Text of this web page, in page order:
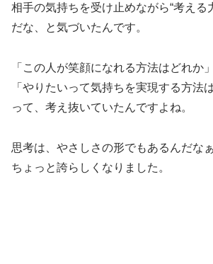
相手の気持ちを受け止めながら“考える
だな、と気づいたんです。
「この人が笑顔になれる方法はどれか」
「やりたいって気持ちを実現する方法
って、考え抜いていたんですよね。
思考は、やさしさの形でもあるんだなぁ
ちょっと誇らしくなりました。